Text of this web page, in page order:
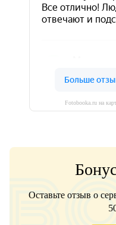
Fotobooka.ru на
Оставьте отзыв о